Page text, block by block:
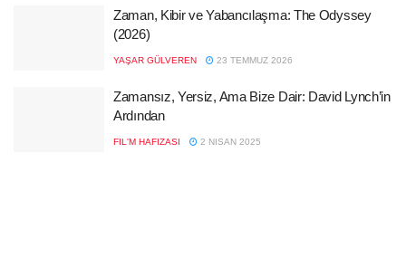
Zaman, Kibir ve Yabancılaşma: The Odyssey
(2026)
YAŞAR GÜLVEREN 23 TEMMUZ 2026
Zamansız, Yersiz, Ama Bize Dair: David Lynch’in
Ardından
FIL'M HAFIZASI 2 NISAN 2025